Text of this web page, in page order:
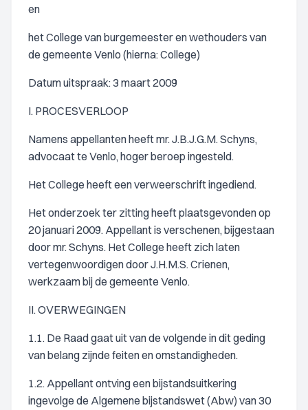
en
het College van burgemeester en wethouders van
de gemeente Venlo (hierna: College)
Datum uitspraak: 3 maart 2009
I. PROCESVERLOOP
Namens appellanten heeft mr. J.B.J.G.M. Schyns,
advocaat te Venlo, hoger beroep ingesteld.
Het College heeft een verweerschrift ingediend.
Het onderzoek ter zitting heeft plaatsgevonden op
20 januari 2009. Appellant is verschenen, bijgestaan
door mr. Schyns. Het College heeft zich laten
vertegenwoordigen door J.H.M.S. Crienen,
werkzaam bij de gemeente Venlo.
II. OVERWEGINGEN
1.1. De Raad gaat uit van de volgende in dit geding
van belang zijnde feiten en omstandigheden.
1.2. Appellant ontving een bijstandsuitkering
ingevolge de Algemene bijstandswet (Abw) van 30